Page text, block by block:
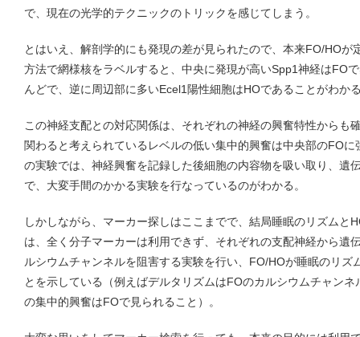
で、現在の光学的テクニックのトリックを感じてしまう。
とはいえ、解剖学的にも発現の差が見られたので、本来FO/HOが
方法で網様核をラベルすると、中央に発現が高いSpp1神経はFO
んどで、逆に周辺部に多いEcel1陽性細胞はHOであることがわか
この神経支配との対応関係は、それぞれの神経の興奮特性からも
関わると考えられているレベルの低い集中的興奮は中央部のFO
の実験では、神経興奮を記録した後細胞の内容物を吸い取り、遺
で、大変手間のかかる実験を行なっているのがわかる。
しかしながら、マーカー探しはここまでで、結局睡眠のリズムと
は、全く分子マーカーは利用できず、それぞれの支配神経から遺
ルシウムチャンネルを阻害する実験を行い、FO/HOが睡眠のリズ
とを示している（例えばデルタリズムはFOのカルシウムチャン
の集中的興奮はFOで見られること）。